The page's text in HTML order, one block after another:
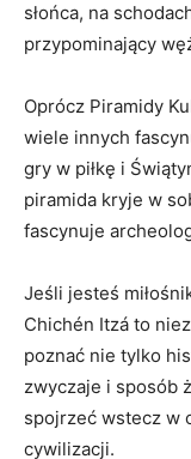
słońca, ‍na
przypominający
Oprócz Piramidy
wiele innych
gry w⁣ piłkę i
piramida kryje w
fascynuje
Jeśli jesteś
Chichén Itzá ‌to
poznać nie tylko
zwyczaje‍ i sposób
spojrzeć wstecz w
cywilizacji.